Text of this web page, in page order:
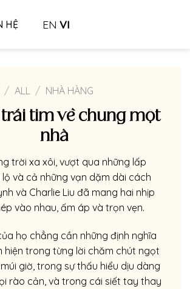
HỆ EN VI
/ ALL / NHÀ HÀNG
trái tim về chung một
nhà
trời xa xôi, vượt qua những lấp
và cả những vạn dặm dài cách
và Charlie Liu đã mang hai nhịp
vào nhau, ấm áp và trọn vẹn.
họ chẳng cần những định nghĩa
hiện trong từng lời chăm chút ngọt
giờ, trong sự thấu hiểu dịu dàng
rào cản, và trong cái siết tay thay